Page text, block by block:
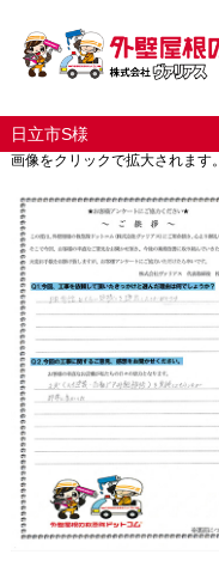
日立市S様
画像をクリックで拡大されます。